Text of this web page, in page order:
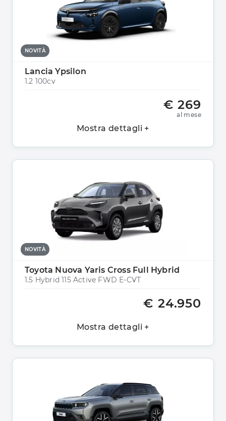
NOVITÀ
Lancia Ypsilon
1.2 100cv
€ 269
al mese
Mostra dettagli +
NOVITÀ
Toyota Nuova Yaris Cross Full Hybrid
1.5 Hybrid 115 Active FWD E-CVT
€ 24.950
Mostra dettagli +